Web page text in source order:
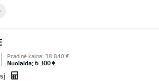
Pradinė kaina: 38 840 €
Nuolaida: 6 300 €